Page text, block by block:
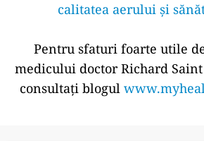
calitatea aerului și
Pentru sfaturi foarte utile
medicului doctor Richard
consultați blogul